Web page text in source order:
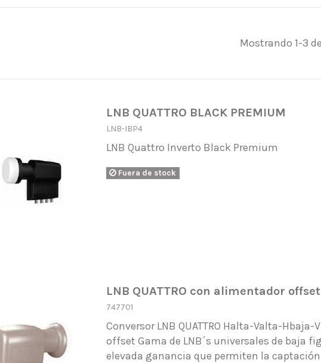
Mostrando 1-3
LNB QUATTRO BLACK PREMIUM
LNB-IBP4
LNB Quattro Inverto Black Premium
Fuera de stock
LNB QUATTRO con alimentador
747701
Conversor LNB QUATTRO Halta-Valta-Hbaja-
offset Gama de LNB´s universales de baja
elevada ganancia que permiten la captación